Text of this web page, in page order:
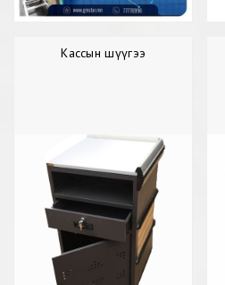
Кассын шүүгээ